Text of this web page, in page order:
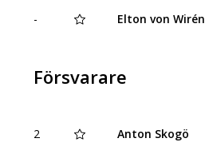
- Elton von Wirén
Försvarare
2 Anton Skogö